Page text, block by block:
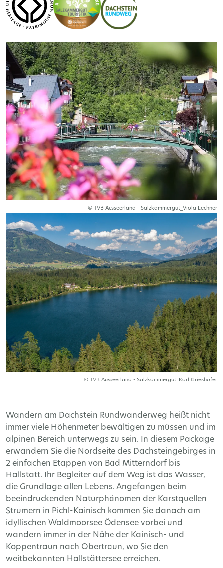
© TVB Ausseerland - Salzkammergut_Viola Lechner
© TVB Ausseerland - Salzkammergut_Karl Grieshofer
Wandern am Dachstein Rundwanderweg heißt nicht
immer viele Höhenmeter bewältigen zu müssen und im
alpinen Bereich unterwegs zu sein. In diesem Package
erwandern Sie die Nordseite des Dachsteingebirges in
2 einfachen Etappen von Bad Mitterndorf bis
Hallstatt. Ihr Begleiter auf dem Weg ist das Wasser,
die Grundlage allen Lebens. Angefangen beim
beeindruckenden Naturphänomen der Karstquellen
Strumern in Pichl-Kainisch kommen Sie danach am
idyllischen Waldmoorsee Ödensee vorbei und
wandern immer in der Nähe der Kainisch- und
Koppentraun nach Obertraun, wo Sie den
weitbekannten Hallstättersee erreichen.